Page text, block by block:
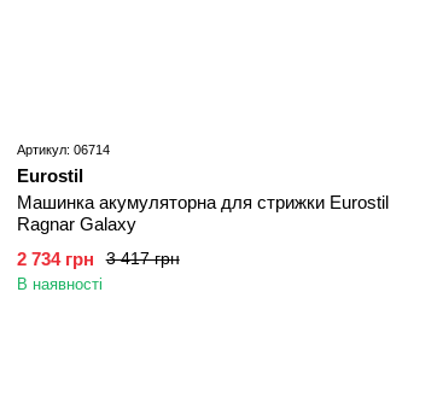
Артикул: 06714
Eurostil
Машинка акумуляторна для стрижки Eurostil
Ragnar Galaxy
3 417 грн
2 734 грн
В наявності